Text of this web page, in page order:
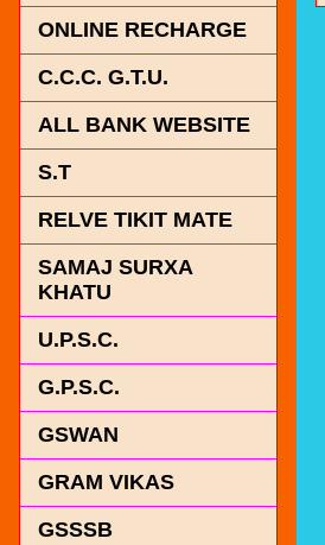
ONLINE RECHARGE
C.C.C. G.T.U.
ALL BANK WEBSITE
S.T
RELVE TIKIT MATE
SAMAJ SURXA
KHATU
U.P.S.C.
G.P.S.C.
GSWAN
GRAM VIKAS
GSSSB